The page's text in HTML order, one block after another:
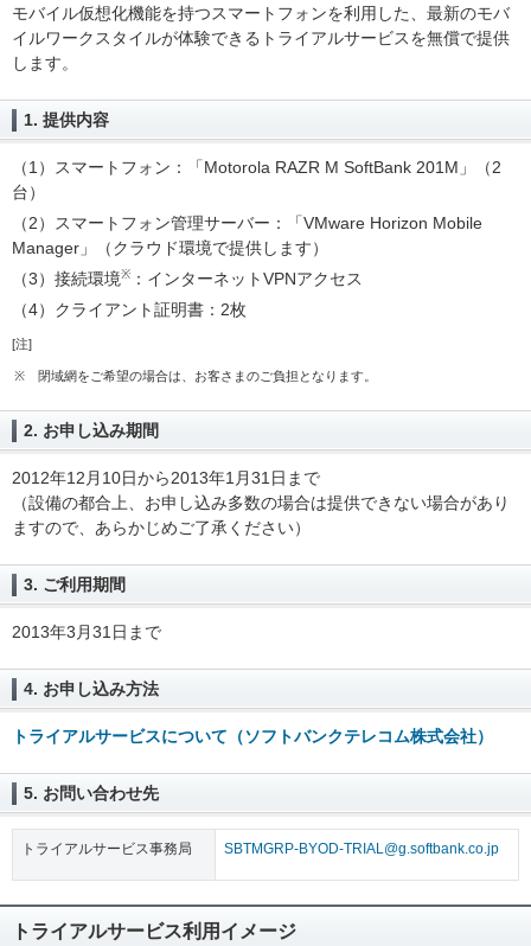
モバイル仮想化機能を持つスマートフォンを利用した、最新のモバ
イルワークスタイルが体験できるトライアルサービスを無償で提供
します。
1. 提供内容
（1）スマートフォン：「Motorola RAZR M SoftBank 201M」（2
台）
（2）スマートフォン管理サーバー：「VMware Horizon Mobile
Manager」（クラウド環境で提供します）
（3）接続環境※ ：インターネットVPNアクセス
（4）クライアント証明書：2枚
[注]
※ 閉域網をご希望の場合は、お客さまのご負担となります。
2. お申し込み期間
2012年12月10日から2013年1月31日まで
（設備の都合上、お申し込み多数の場合は提供できない場合があり
ますので、あらかじめご了承ください）
3. ご利用期間
2013年3月31日まで
4. お申し込み方法
トライアルサービスについて（ソフトバンクテレコム株式会社）
5. お問い合わせ先
トライアルサービス事務局 SBTMGRP-BYOD-TRIAL@g.softbank.co.jp
トライアルサービス利用イメージ